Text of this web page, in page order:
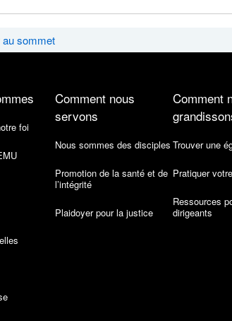
sommet
foi
Comment nous
servons
Nous sommes des disciples
Promotion de la santé et de
l’intégrité
Plaidoyer pour la justice
Comment
Trouver une
Pratiquer
Ressources
dirigeants